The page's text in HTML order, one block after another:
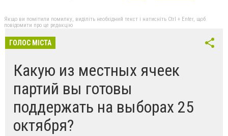
Якщо ви помітили помилку, виділіть необхідний текст і натисніть Ctrl + Enter, щоб
повідомити про це редакцію
ГОЛОС МІСТА
Какую из местных ячеек
партий вы готовы
поддержать на выборах 25
октября?